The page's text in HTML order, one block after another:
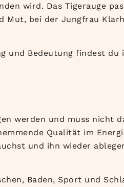
wird. Das Tigerauge
bei der Jungfrau
und Bedeutung findest du
werden und muss nicht
Qualität im
und ihn wieder
Baden, Sport und